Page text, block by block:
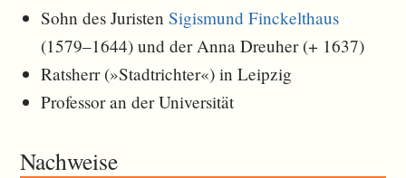
Sohn des JuristenSigismund Finckelthaus
(1579–1644) und der Anna Dreuher (+ 1637)
Ratsherr (»Stadtrichter«) in Leipzig
Professor an der Universität
Nachweise